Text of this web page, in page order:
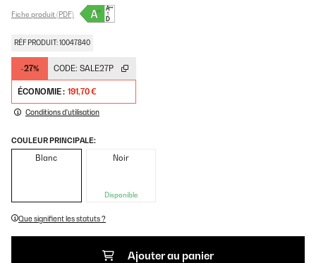
Fiche produit (PDF)
RÉF PRODUIT: 10047840
-27% CODE: SALE27P
ÉCONOMIE : 191,70 €
Conditions d'utilisation
COULEUR PRINCIPALE:
Blanc Noir
Disponible
Que signifient les statuts ?
Ajouter au panier